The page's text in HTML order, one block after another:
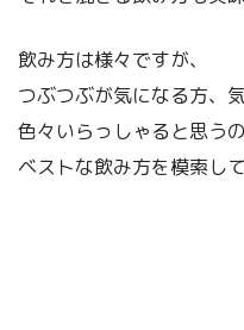
飲み方は様々ですが、
つぶつぶが気になる方、
色々いらっしゃると思うの
ベストな飲み方を模索し